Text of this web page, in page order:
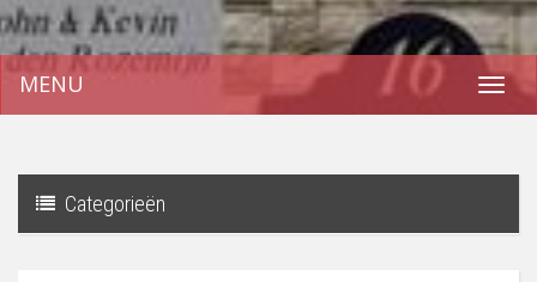
MENU
Categorieën